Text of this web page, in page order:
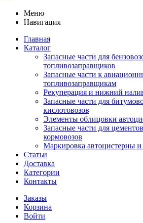
Меню
Навигация
Главная
Каталог
Запасные части для
топливозаправщиков
Запасные части к
топливозаправщикам
Рекуперация и нижний
Запасные части для
кислотовозов
Элементы облицовки
Запасные части для
кормовозов
Маркировка автоцистерны и
Статьи
Доставка
Категории
Контакты
Заказы
Корзина
Войти